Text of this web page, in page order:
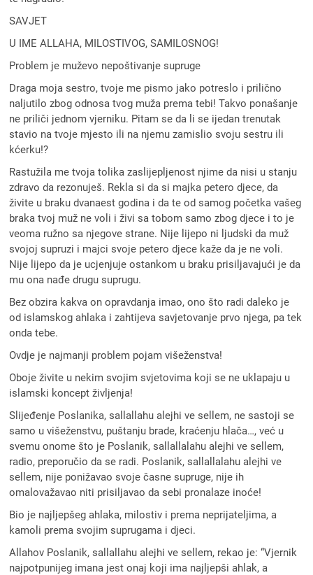
SAVJET
U IME ALLAHA, MILOSTIVOG, SAMILOSNOG!
Problem je muževo nepoštivanje supruge
Draga moja sestro, tvoje me pismo jako potreslo i prilično
naljutilo zbog odnosa tvog muža prema tebi! Takvo ponašanje
ne priliči jednom vjerniku. Pitam se da li se ijedan trenutak
stavio na tvoje mjesto ili na njemu zamislio svoju sestru ili
kćerku!?
Rastužila me tvoja tolika zaslijepljenost njime da nisi u stanju
zdravo da rezonuješ. Rekla si da si majka petero djece, da
živite u braku dvanaest godina i da te od samog početka vašeg
braka tvoj muž ne voli i živi sa tobom samo zbog djece i to je
veoma ružno sa njegove strane. Nije lijepo ni ljudski da muž
svojoj supruzi i majci svoje petero djece kaže da je ne voli.
Nije lijepo da je ucjenjuje ostankom u braku prisiljavajući je da
mu ona nađe drugu suprugu.
Bez obzira kakva on opravdanja imao, ono što radi daleko je
od islamskog ahlaka i zahtijeva savjetovanje prvo njega, pa tek
onda tebe.
Ovdje je najmanji problem pojam višeženstva!
Oboje živite u nekim svojim svjetovima koji se ne uklapaju u
islamski koncept življenja!
Slijeđenje Poslanika, sallallahu alejhi ve sellem, ne sastoji se
samo u višeženstvu, puštanju brade, kraćenju hlača…, već u
svemu onome što je Poslanik, sallallalahu alejhi ve sellem,
radio, preporučio da se radi. Poslanik, sallallalahu alejhi ve
sellem, nije ponižavao svoje časne supruge, nije ih
omalovažavao niti prisiljavao da sebi pronalaze inoće!
Bio je najljepšeg ahlaka, milostiv i prema neprijateljima, a
kamoli prema svojim suprugama i djeci.
Allahov Poslanik, sallallahu alejhi ve sellem, rekao je: “Vjernik
najpotpunijeg imana jest onaj koji ima najljepši ahlak, a